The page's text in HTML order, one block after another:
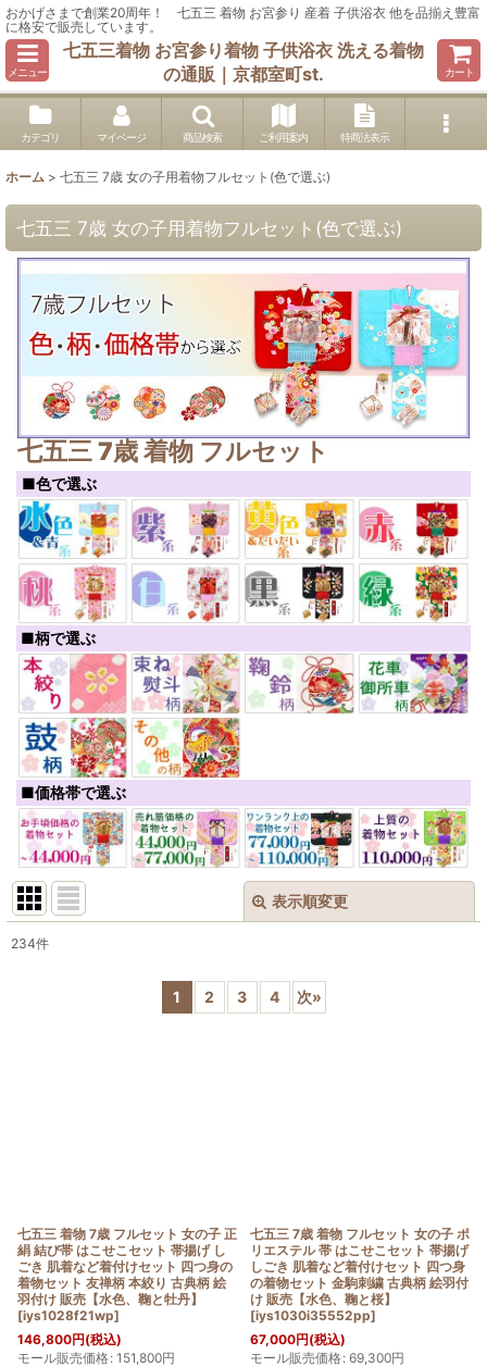
おかげさまで創業20周年！ 七五三 着物 お宮参り 産着 子供浴衣 他を品揃え豊富
に格安で販売しています。
メニュー
七五三着物 お宮参り着物 子供浴衣 洗える着物
の通販｜京都室町st.
カート
カテゴリ マイページ 商品検索 ご利用案内 特商法表示
ホーム > 七五三 7歳 女の子用着物フルセット(色で選ぶ)
七五三 7歳 女の子用着物フルセット(色で選ぶ)
七五三 7歳 着物 フルセット
■色で選ぶ
■柄で選ぶ
■価格帯で選ぶ
表示順変更
234件
1 2 3 4 次»
七五三 着物 7歳 フルセット 女の子 正
絹 結び帯 はこせこセット 帯揚げ し
ごき 肌着など着付けセット 四つ身の
着物セット 友禅柄 本絞り 古典柄 絵
羽付け 販売【水色、鞠と牡丹】
[iys1028f21wp]
146,800円(税込)
モール販売価格: 151,800円
七五三 7歳 着物 フルセット 女の子 ポ
リエステル 帯 はこせこセット 帯揚げ
しごき 肌着など着付けセット 四つ身
の着物セット 金駒刺繍 古典柄 絵羽付
け 販売【水色、鞠と桜】
[iys1030i35552pp]
67,000円(税込)
モール販売価格: 69,300円